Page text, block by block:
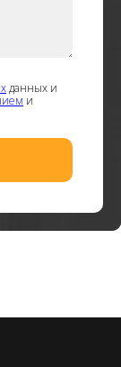
данных и
и